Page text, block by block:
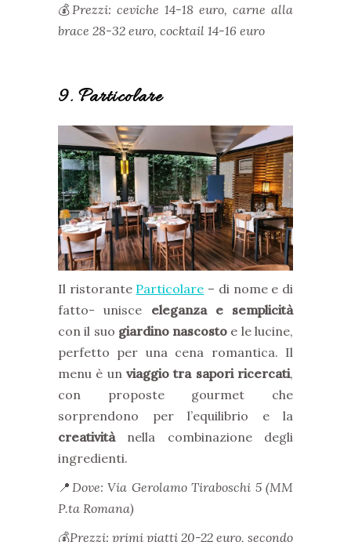
💰 Prezzi: ceviche 14-18 euro, carne alla
brace 28-32 euro, cocktail 14-16 euro
9. Particolare
Il ristorante Particolare – di nome e di
fatto- unisce eleganza e semplicità
con il suo giardino nascosto e le lucine,
perfetto per una cena romantica. Il
menu è un viaggio tra sapori ricercati,
con proposte gourmet che
sorprendono per l’equilibrio e la
creativitànella combinazione degli
ingredienti.
📍 Dove: Via Gerolamo Tiraboschi 5 (MM
P.ta Romana)
💰Prezzi: primi piatti 20-22 euro, secondo